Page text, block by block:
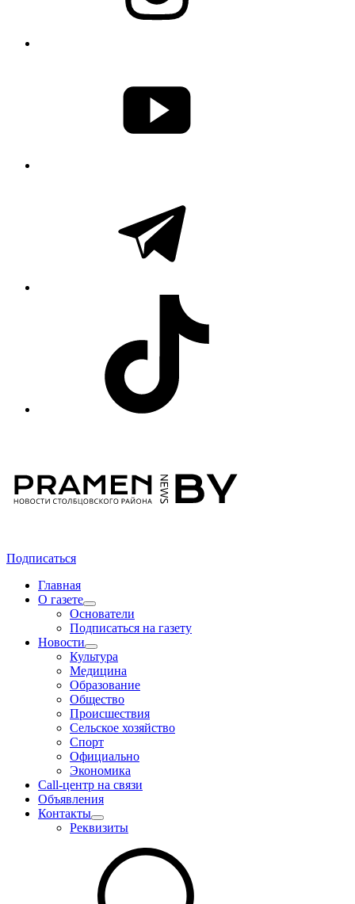
Подписаться
Главная
О газете
Основатели
Подписаться на газету
Новости
Культура
Медицина
Образование
Общество
Происшествия
Сельское хозяйство
Спорт
Официально
Экономика
Call-центр на связи
Объявления
Контакты
Реквизиты